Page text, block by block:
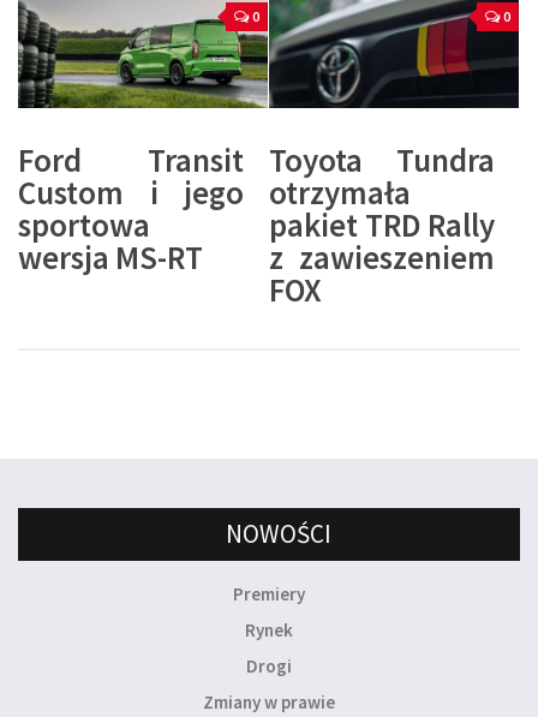
0
Ford Transit
Custom i jego
sportowa
wersja MS-RT
0
Toyota Tundra
otrzymała
pakiet TRD Rally
z zawieszeniem
FOX
NOWOŚCI
Premiery
Rynek
Drogi
Zmiany w prawie